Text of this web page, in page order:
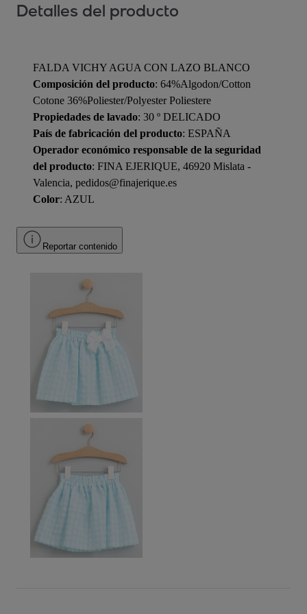
Detalles del producto
FALDA VICHY AGUA CON LAZO BLANCO
Composición del producto: 64%Algodon/Cotton
Cotone 36%Poliester/Polyester Poliestere
Propiedades de lavado: 30 º DELICADO
País de fabricación del producto: ESPAÑA
Operador económico responsable de la seguridad
del producto: FINA EJERIQUE, 46920 Mislata -
Valencia, pedidos@finajerique.es
Color: AZUL
Reportar contenido